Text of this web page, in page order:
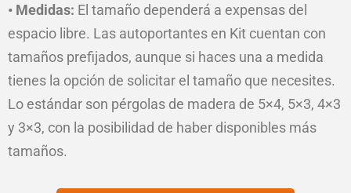
• Medidas: El tamaño dependerá a expensas del
espacio libre. Las autoportantes en Kit cuentan con
tamaños prefijados, aunque si haces una a medida
tienes la opción de solicitar el tamaño que necesites.
Lo estándar son pérgolas de madera de 5×4, 5×3, 4×3
y 3×3, con la posibilidad de haber disponibles más
tamaños.